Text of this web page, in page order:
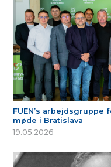
FUEN’s
møde i Bratislava
19.05.2026